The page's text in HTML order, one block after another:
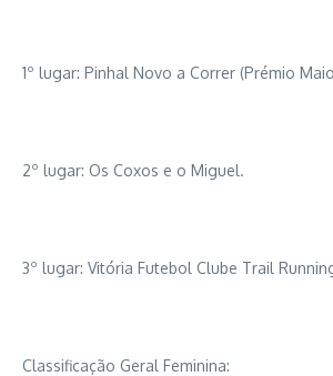
1º lugar: Pinhal Novo a Correr (Prémio
2º lugar: Os Coxos e o Miguel.
3º lugar: Vitória Futebol Clube Trail
Classificação Geral Feminina: